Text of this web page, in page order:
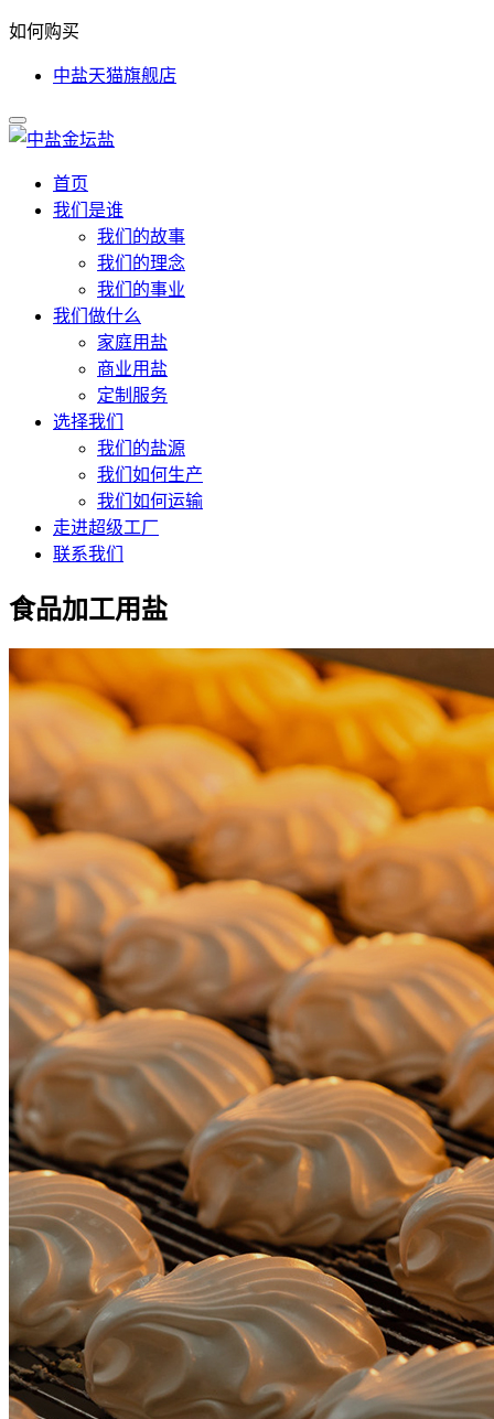
如何购买
中盐天猫旗舰店
首页
我们是谁
我们的故事
我们的理念
我们的事业
我们做什么
家庭用盐
商业用盐
定制服务
选择我们
我们的盐源
我们如何生产
我们如何运输
走进超级工厂
联系我们
食品加工用盐